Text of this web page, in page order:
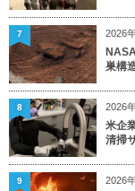
2026
巣構
7
2026
米企
清掃
8
2026
9